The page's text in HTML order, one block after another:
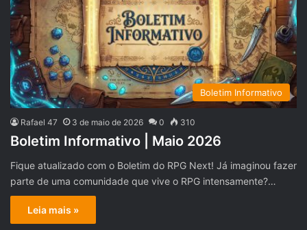
Boletim Informativo
Rafael 47 3 de maio de 2026 0 310
Boletim Informativo | Maio 2026
Fique atualizado com o Boletim do RPG Next! Já imaginou fazer
parte de uma comunidade que vive o RPG intensamente?…
Leia mais »